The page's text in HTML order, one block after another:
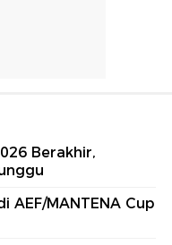
Berakhir,
AEF/MANTENA Cup